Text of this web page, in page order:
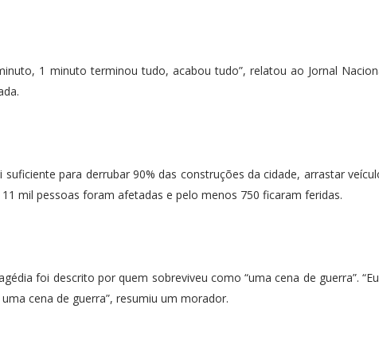
1 minuto terminou tudo, acabou tudo”, relatou ao Jornal
para derrubar 90% das construções da cidade, arrastar
mil pessoas foram afetadas e pelo menos 750 ficaram feridas.
foi descrito por quem sobreviveu como “uma cena de guerra”.
cena de guerra”, resumiu um morador.